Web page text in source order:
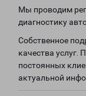
Мы проводим
диагностику
Собственное
качества услуг.
постоянных
актуальной